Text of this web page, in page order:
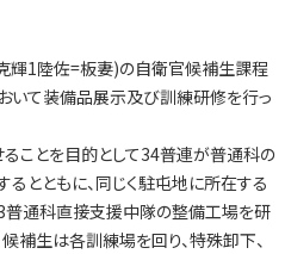
輝1陸佐=板妻)の自衛官候補生課程
いて装備品展示及び訓練研修を行っ
ことを目的として34普連が普通科の
とともに、同じく駐屯地に所在する
通科直接支援中隊の整備工場を研
補生は各訓練場を回り、特殊卸下、